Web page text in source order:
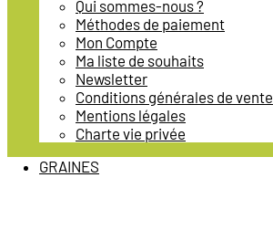
Qui sommes-nous ?
Méthodes de paiement
Mon Compte
Ma liste de souhaits
Newsletter
Conditions générales de vente
Mentions légales
Charte vie privée
GRAINES